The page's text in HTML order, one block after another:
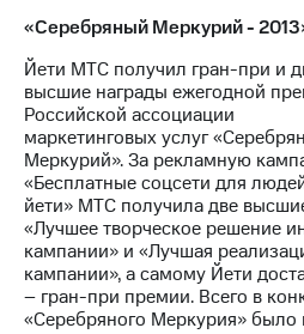
«Серебряный Меркурий -
Йети МТС получил гран-при и
высшие награды ежегодной
Российской ассоциации
маркетинговых услуг
Меркурий». За рекламную
«Бесплатные соцсети для
йети» МТС получила две
«Лучшее творческое решение
кампании» и «Лучшая
кампании», а самому Йети
– гран-при премии. Всего в
«Серебряного Меркурия»